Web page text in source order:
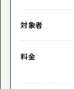
対象者
料金